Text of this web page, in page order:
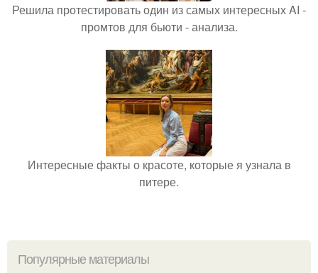
Решила протестировать один из самых интересных AI -
промтов для бьюти - анализа.
Интересные факты о красоте, которые я узнала в
питере.
Популярные материалы